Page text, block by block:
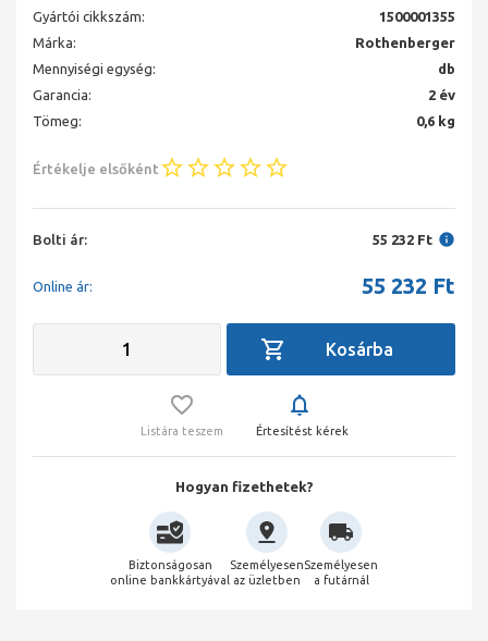
Gyártói cikkszám:
1500001355
Márka:
Rothenberger
Mennyiségi egység:
db
Garancia:
2 év
Tömeg:
0,6 kg
Értékelje elsőként
Bolti ár: 55 232 Ft
Online ár: 55 232 Ft
Listára teszem Értesítést kérek
Hogyan fizethetek?
Biztonságosan
online bankkártyával
Személyesen
az üzletben
Személyesen
a futárnál